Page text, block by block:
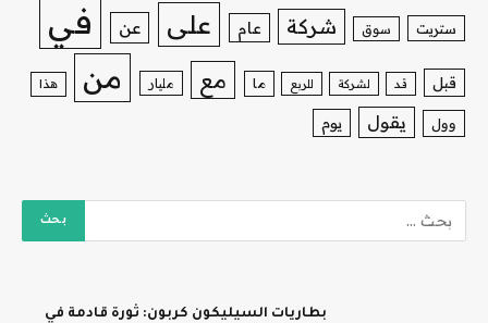
ستريت سوق شركة عام على عن في
قبل قد لشركة للربع ما مع مليار من هذا
وول يقول يوم
بطاريات السيليكون كربون: ثورة قادمة في